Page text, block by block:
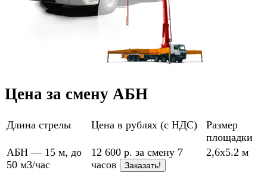
Цена за смену АБН
Длина стрелы Цена в рублях (с НДС)
Размер
площадки
АБН — 15 м, до
50 м3/час
12 600 р. за смену 7
часов
Заказать!
2,6х5.2 м